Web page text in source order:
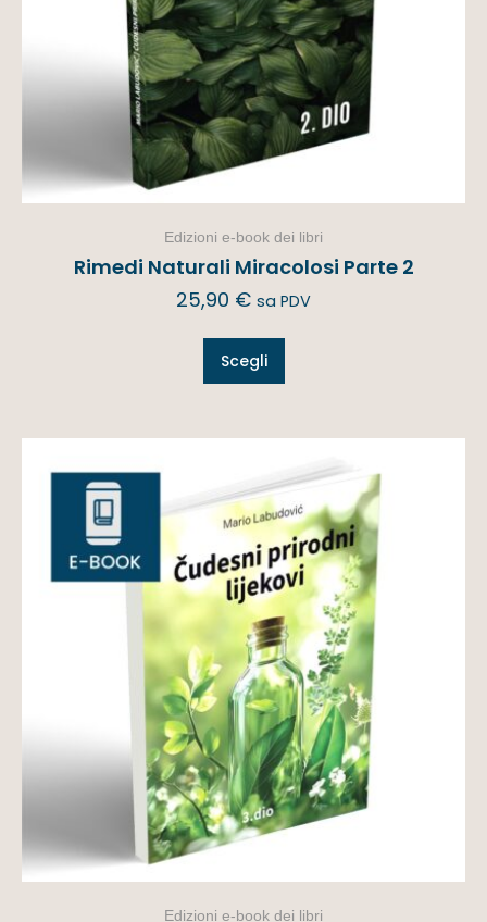
Edizioni e-book dei libri
Rimedi Naturali Miracolosi Parte 2
25,90 € sa PDV
Scegli
Edizioni e-book dei libri